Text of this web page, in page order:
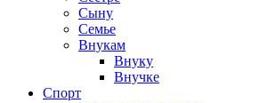
Сыну
Семье
Внукам
Внуку
Внучке
Спорт